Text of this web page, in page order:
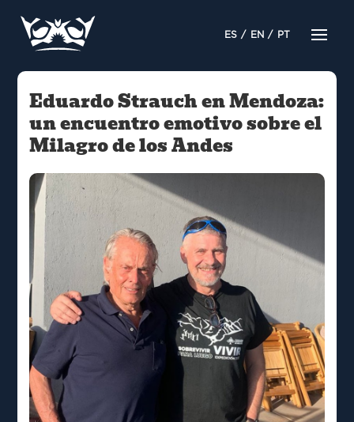
ES EN PT
Eduardo Strauch en Mendoza:
un encuentro emotivo sobre el
Milagro de los Andes